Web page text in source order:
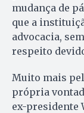
mudança de
que a
advocacia,
respeito
Muito mais
própria
ex-presidente